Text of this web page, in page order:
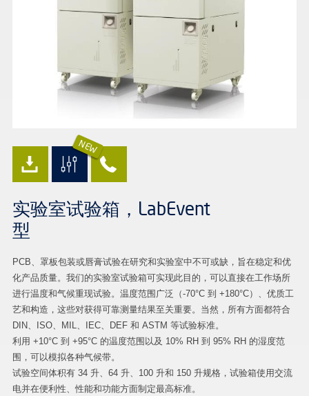
NEW
实验室试验箱，LabEvent
型
PCB、罩板包装或唇膏试验在研究和实验室中不可或缺，旨在稳定和优
化产品质量。我们的实验室试验箱可实现此目的，可以直接在工作场所
进行温度和气候重现试验。温度范围广泛（-70°C 到 +180°C）、优质工
艺和构造，这些对获得可靠测量结果至关重要。当然，所有方面都符合
DIN、ISO、MIL、IEC、DEF 和 ASTM 等试验标准。
利用 +10°C 到 +95°C 的温度范围以及 10% RH 到 95% RH 的湿度范
围，可以模拟各种气候带。
试验空间体积有 34 升、64 升、100 升和 150 升规格，试验箱使用交流
电并在便利性、性能和功能方面制定最高标准。